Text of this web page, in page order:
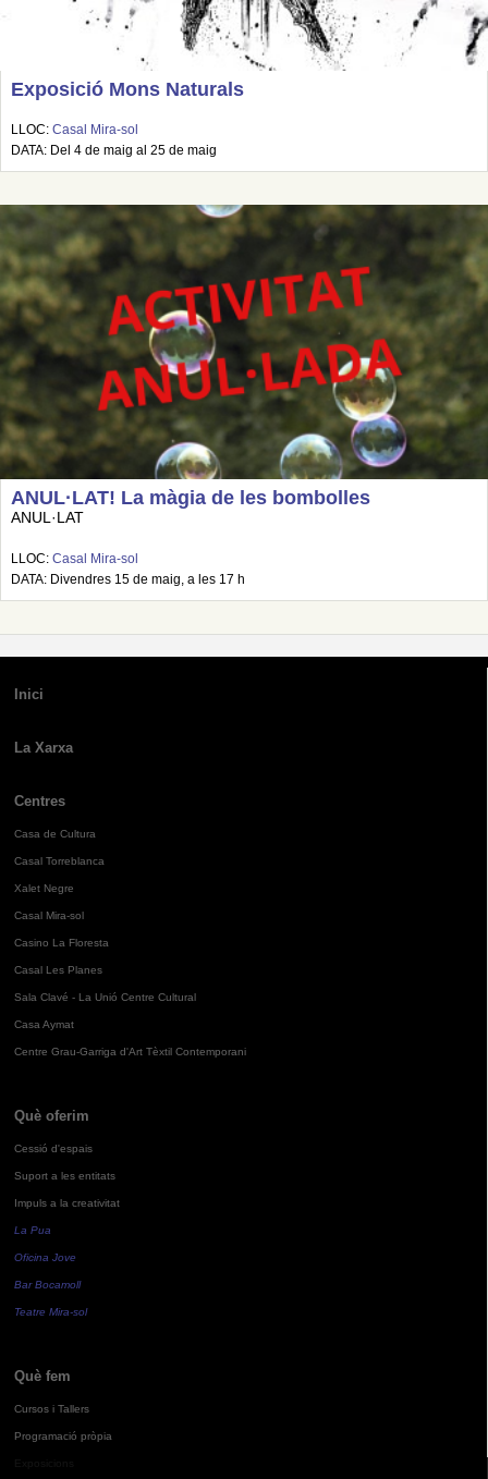
Exposició Mons Naturals
LLOC: Casal Mira-sol
DATA: Del 4 de maig al 25 de maig
ANUL·LAT! La màgia de les bombolles
ANUL·LAT
LLOC: Casal Mira-sol
DATA: Divendres 15 de maig, a les 17 h
Inici
La Xarxa
Centres
Casa de Cultura
Casal Torreblanca
Xalet Negre
Casal Mira-sol
Casino La Floresta
Casal Les Planes
Sala Clavé - La Unió Centre Cultural
Casa Aymat
Centre Grau-Garriga d'Art Tèxtil Contemporani
Què oferim
Cessió d'espais
Suport a les entitats
Impuls a la creativitat
La Pua
Oficina Jove
Bar Bocamoll
Teatre Mira-sol
Què fem
Cursos i Tallers
Programació pròpia